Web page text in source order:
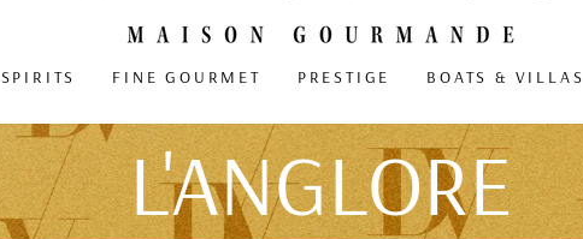
SPIRITS FINE GOURMET PRESTIGE BOATS & VILLAS
L'ANGLORE